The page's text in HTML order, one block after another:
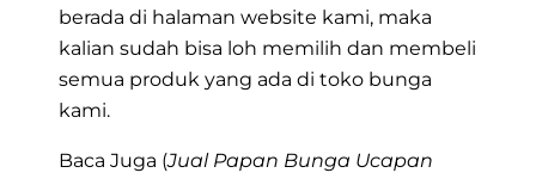
berada di halaman website kami, maka
kalian sudah bisa loh memilih dan membeli
semua produk yang ada di toko bunga
kami.
Baca Juga (Jual Papan Bunga Ucapan